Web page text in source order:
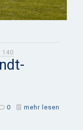
140
0 mehr lesen